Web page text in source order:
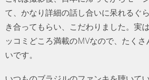
て、かなり詳細の話し合いに呆れるぐ
き合ってもらい、こだわりました。実
ッコミどころ満載のMVなので、たく
いです。